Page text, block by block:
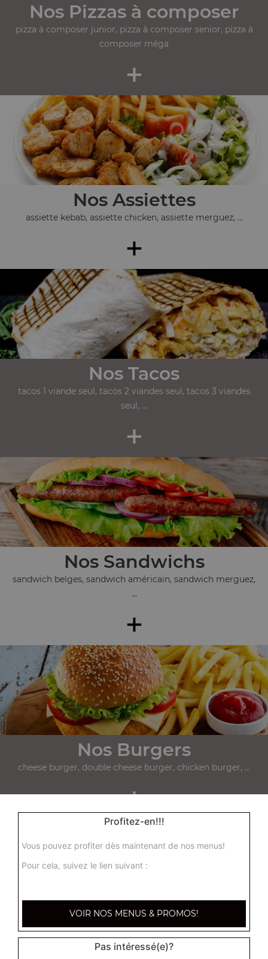
Nos Pizzas à composer
pizza à composer junior, pizza à composer senior, pizza à
composer méga
+
Nos Assiettes
assiette kebab, assiette chicken, assiette merguez, ...
+
Nos Tacos
tacos 1 viande seul, tacos 2 viandes seul, tacos 3 viandes
seul, ...
+
Nos Sandwichs
sandwich belges, sandwich américain, sandwich merguez,
...
+
Nos Burgers
cheese burger, double cheese burger, chicken burger, ...
+
Nos Paninis
panini thon, panini kebab, panini poulet, ...
Profitez-en!!!
Vous pouvez profiter dès maintenant de nos menus!
Pour cela, suivez le lien suivant :
VOIR NOS MENUS & PROMOS!
Pas intéressé(e)?